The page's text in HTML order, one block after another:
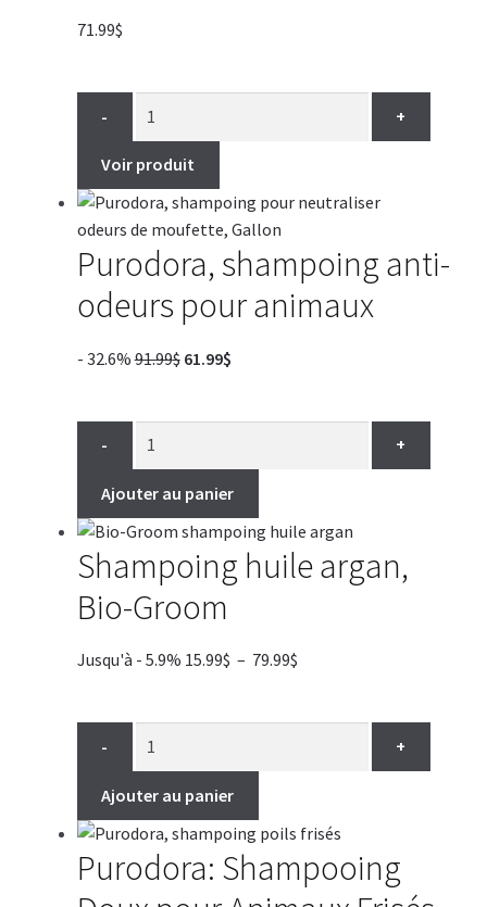
71.99$
- +
Voir produit
Purodora, shampoing anti-
odeurs pour animaux
- 32.6%91.99$ Le
91.99$.
61.99$Le
61.99$.
- +
Ajouter au panier
Shampoing huile argan,
Bio-Groom
Jusqu'à - 5.9% 15.99$ – 79.99$Plage
- +
Ajouter au panier
Purodora: Shampooing